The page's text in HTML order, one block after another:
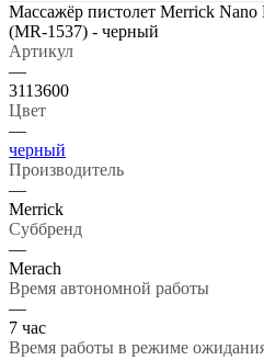
Массажёр пистолет Merrick Nano
(MR-1537) - черный
Артикул
—
3113600
Цвет
—
черный
Производитель
—
Merrick
Суббренд
—
Merach
Время автономной работы
—
7 час
Время работы в режиме